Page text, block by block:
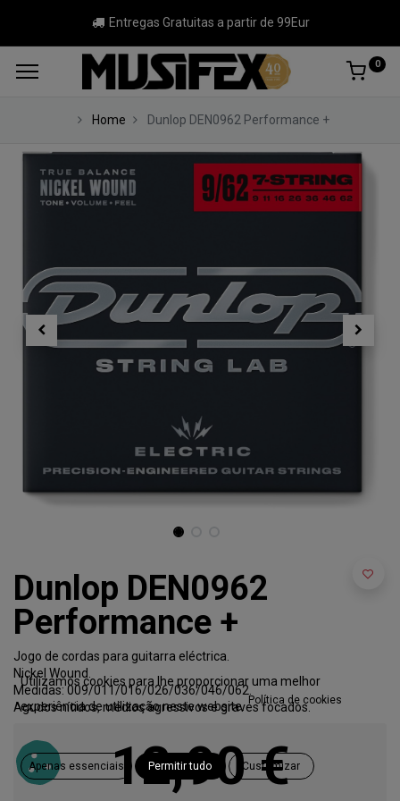
Entregas Gratuitas a partir de 99Eur
0
Home Dunlop DEN0962 Performance +
Dunlop DEN0962
Performance +
Jogo de cordas para guitarra eléctrica.
Nickel Wound.
Medidas: 009/011/016/026/036/046/062.
Agudos nítidos, médios agressivos e graves focados.
12,90€
Utilizamos cookies para lhe proporcionar uma melhor
experiência de utilização neste website. Política de cookies
Apenas essenciais Permitir tudo Customizar